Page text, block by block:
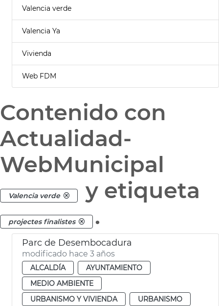
Valencia verde
Valencia Ya
Vivienda
Web FDM
Contenido con
Actualidad-
WebMunicipal
Valencia verde y etiqueta
projectes finalistes .
Parc de Desembocadura
modificado hace 3 años
ALCALDÍA
AYUNTAMIENTO
MEDIO AMBIENTE
URBANISMO Y VIVIENDA
URBANISMO